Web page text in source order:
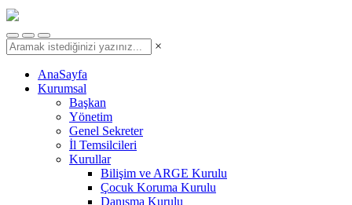
×
AnaSayfa
Kurumsal
Başkan
Yönetim
Genel Sekreter
İl Temsilcileri
Kurullar
Bilişim ve ARGE Kurulu
Çocuk Koruma Kurulu
Danışma Kurulu